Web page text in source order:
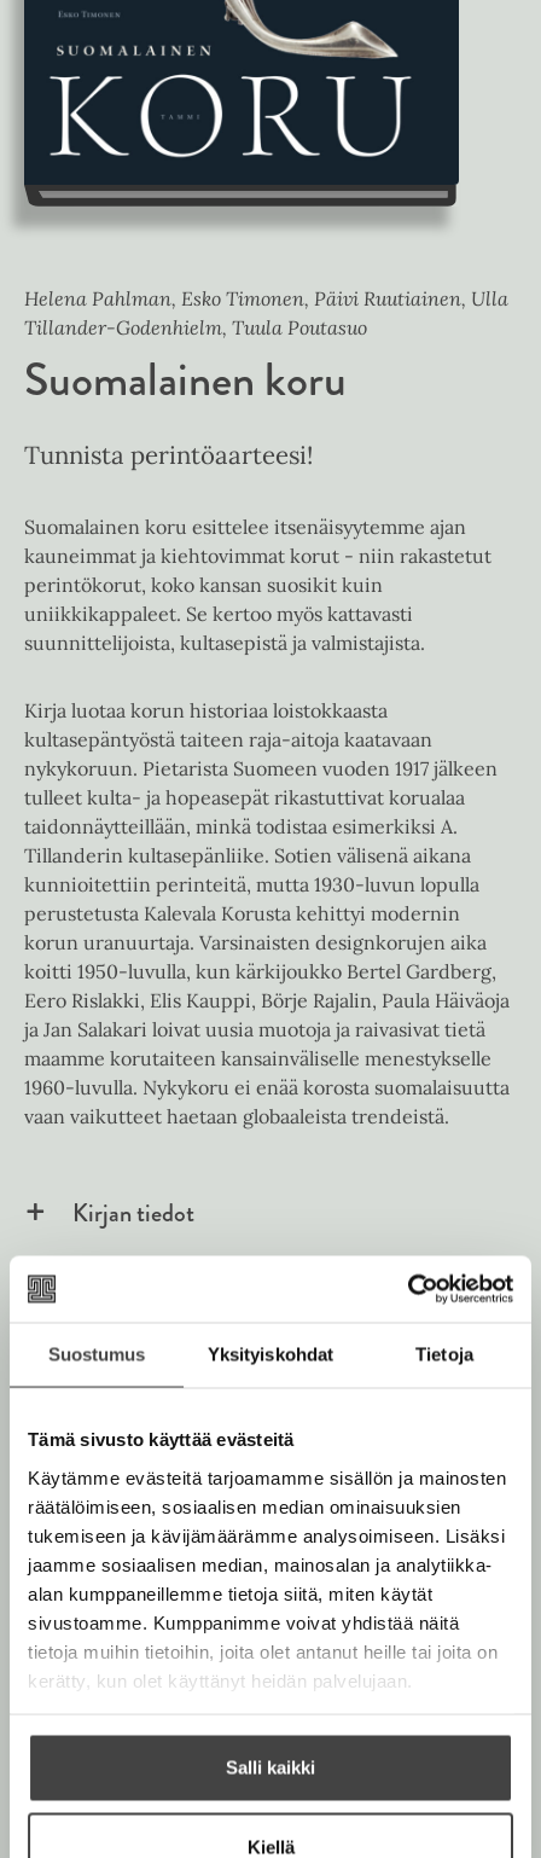
Suostumus Yksityiskohdat Tietoja
Tämä sivusto käyttää evästeitä
Käytämme evästeitä tarjoamamme sisällön ja mainosten
räätälöimiseen, sosiaalisen median ominaisuuksien
tukemiseen ja kävijämäärämme analysoimiseen. Lisäksi
jaamme sosiaalisen median, mainosalan ja analytiikka-
alan kumppaneillemme tietoja siitä, miten käytät
sivustoamme. Kumppanimme voivat yhdistää näitä
tietoja muihin tietoihin, joita olet antanut heille tai joita on
kerätty, kun olet käyttänyt heidän palvelujaan.
Salli kaikki
Kiellä
Helena Pahlman, Esko Timonen, Päivi Ruutiainen, Ulla
Tillander-Godenhielm, Tuula Poutasuo
Suomalainen koru
Tunnista perintöaarteesi!
Suomalainen koru esittelee itsenäisyytemme ajan
kauneimmat ja kiehtovimmat korut - niin rakastetut
perintökorut, koko kansan suosikit kuin
uniikkikappaleet. Se kertoo myös kattavasti
suunnittelijoista, kultasepistä ja valmistajista.
Kirja luotaa korun historiaa loistokkaasta
kultasepäntyöstä taiteen raja-aitoja kaatavaan
nykykoruun. Pietarista Suomeen vuoden 1917 jälkeen
tulleet kulta- ja hopeasepät rikastuttivat korualaa
taidonnäytteillään, minkä todistaa esimerkiksi A.
Tillanderin kultasepänliike. Sotien välisenä aikana
kunnioitettiin perinteitä, mutta 1930-luvun lopulla
perustetusta Kalevala Korusta kehittyi modernin
korun uranuurtaja. Varsinaisten designkorujen aika
koitti 1950-luvulla, kun kärkijoukko Bertel Gardberg,
Eero Rislakki, Elis Kauppi, Börje Rajalin, Paula Häiväoja
ja Jan Salakari loivat uusia muotoja ja raivasivat tietä
maamme korutaiteen kansainväliselle menestykselle
1960-luvulla. Nykykoru ei enää korosta suomalaisuutta
vaan vaikutteet haetaan globaaleista trendeistä.
Kirjan tiedot
u
k
a
u
u
t
e
e
v
ä
l
i
l
e
e
e
n
Kirjan kuvapankkikuvat
Helena Pahlman Esko
Timonen Päivi Ruutiainen
Ulla Tillander-Godenhielm
Tuula Poutasuo